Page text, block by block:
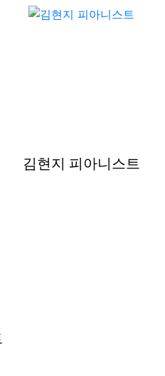
김현지 피아니스트